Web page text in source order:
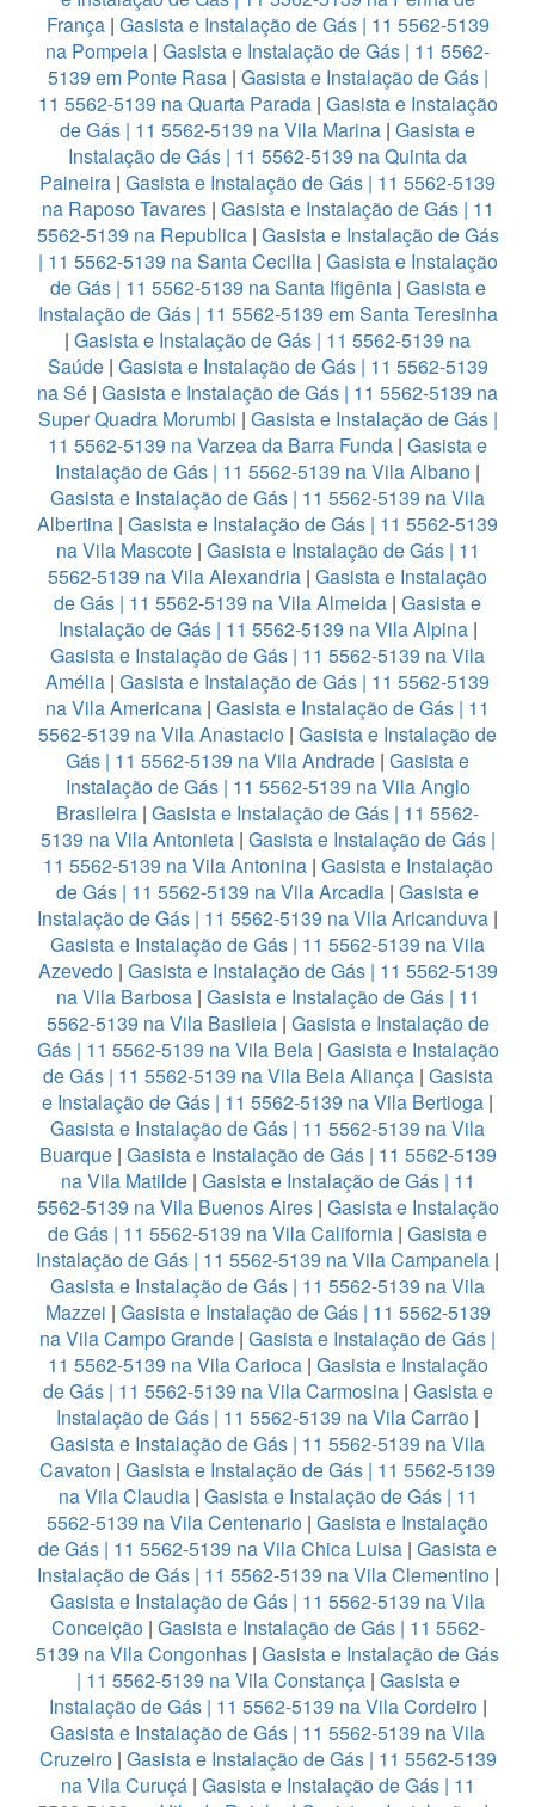
França | Gasista e Instalação de Gás | 11 5562-5139
na Pompeia | Gasista e Instalação de Gás | 11 5562-
5139 em Ponte Rasa| Gasista e Instalação de Gás |
11 5562-5139 na Quarta Parada| Gasista e Instalação
de Gás | 11 5562-5139 na Vila Marina | Gasista e
Instalação de Gás | 11 5562-5139 na Quinta da
Paineira | Gasista e Instalação de Gás | 11 5562-5139
na Raposo Tavares| Gasista e Instalação de Gás | 11
5562-5139 na Republica| Gasista e Instalação de Gás
| 11 5562-5139 na Santa Cecilia| Gasista e Instalação
de Gás | 11 5562-5139 na Santa Ifigênia | Gasista e
Instalação de Gás | 11 5562-5139 em Santa Teresinha
| Gasista e Instalação de Gás | 11 5562-5139 na
Saúde| Gasista e Instalação de Gás | 11 5562-5139
na Sé | Gasista e Instalação de Gás | 11 5562-5139 na
Super Quadra Morumbi | Gasista e Instalação de Gás |
11 5562-5139 na Varzea da Barra Funda | Gasista e
Instalação de Gás | 11 5562-5139 na Vila Albano |
Gasista e Instalação de Gás | 11 5562-5139 na Vila
Albertina | Gasista e Instalação de Gás | 11 5562-5139
na Vila Mascote| Gasista e Instalação de Gás | 11
5562-5139 na Vila Alexandria | Gasista e Instalação
de Gás | 11 5562-5139 na Vila Almeida | Gasista e
Instalação de Gás | 11 5562-5139 na Vila Alpina |
Gasista e Instalação de Gás | 11 5562-5139 na Vila
Amélia | Gasista e Instalação de Gás | 11 5562-5139
na Vila Americana | Gasista e Instalação de Gás | 11
5562-5139 na Vila Anastacio | Gasista e Instalação de
Gás | 11 5562-5139 na Vila Andrade | Gasista e
Instalação de Gás | 11 5562-5139 na Vila Anglo
Brasileira | Gasista e Instalação de Gás | 11 5562-
5139 na Vila Antonieta| Gasista e Instalação de Gás |
11 5562-5139 na Vila Antonina| Gasista e Instalação
de Gás | 11 5562-5139 na Vila Arcadia | Gasista e
Instalação de Gás | 11 5562-5139 na Vila Aricanduva |
Gasista e Instalação de Gás | 11 5562-5139 na Vila
Azevedo| Gasista e Instalação de Gás | 11 5562-5139
na Vila Barbosa| Gasista e Instalação de Gás | 11
5562-5139 na Vila Basileia| Gasista e Instalação de
Gás | 11 5562-5139 na Vila Bela| Gasista e Instalação
de Gás | 11 5562-5139 na Vila Bela Aliança| Gasista
e Instalação de Gás | 11 5562-5139 na Vila Bertioga |
Gasista e Instalação de Gás | 11 5562-5139 na Vila
Buarque| Gasista e Instalação de Gás | 11 5562-5139
na Vila Matilde| Gasista e Instalação de Gás | 11
5562-5139 na Vila Buenos Aires| Gasista e Instalação
de Gás | 11 5562-5139 na Vila California | Gasista e
Instalação de Gás | 11 5562-5139 na Vila Campanela |
Gasista e Instalação de Gás | 11 5562-5139 na Vila
Mazzei | Gasista e Instalação de Gás | 11 5562-5139
na Vila Campo Grande | Gasista e Instalação de Gás |
11 5562-5139 na Vila Carioca| Gasista e Instalação
de Gás | 11 5562-5139 na Vila Carmosina| Gasista e
Instalação de Gás | 11 5562-5139 na Vila Carrão |
Gasista e Instalação de Gás | 11 5562-5139 na Vila
Cavaton | Gasista e Instalação de Gás | 11 5562-5139
na Vila Claudia| Gasista e Instalação de Gás | 11
5562-5139 na Vila Centenario | Gasista e Instalação
de Gás | 11 5562-5139 na Vila Chica Luisa | Gasista e
Instalação de Gás | 11 5562-5139 na Vila Clementino|
Gasista e Instalação de Gás | 11 5562-5139 na Vila
Conceição| Gasista e Instalação de Gás | 11 5562-
5139 na Vila Congonhas | Gasista e Instalação de Gás
| 11 5562-5139 na Vila Constança| Gasista e
Instalação de Gás | 11 5562-5139 na Vila Cordeiro|
Gasista e Instalação de Gás | 11 5562-5139 na Vila
Cruzeiro | Gasista e Instalação de Gás | 11 5562-5139
na Vila Curuçá | Gasista e Instalação de Gás | 11